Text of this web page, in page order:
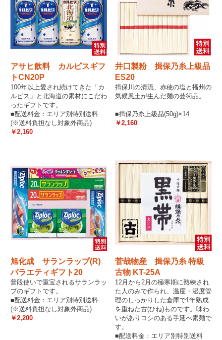
アサヒ飲料 カルピスギフ
トCN20P
100年以上愛され続けてきた「カ
ルピス」と北海道の素材にこだわ
ったギフトです。
■配送料金：エリア別特別送料
(※送料負担なし対象外商品)
￥2,160
井口製粉 揖保乃糸上級品
ES20
揖保川の清流、赤穂の塩と播州の
気候風土が生んだ麺の芸術品。
■揖保乃糸上級品(50g)×14
￥2,160
旭化成 サランラップ(R)
バラエティギフト20
普段使いで重宝されるサランラッ
プのギフトです。
■配送料金：エリア別特別送料
(※送料負担なし対象外商品)
￥2,200
菅哉物産 揖保乃糸 特級
古物 KT-25A
12月から2月の極寒期に熟練され
た人のみで作られ、温度・湿度管
理のしっかりした倉庫で1年熟成
を重ねた古(ひね)ものです。味わ
いがありコシのある手延べ素麺で
す。
■配送料金：エリア別特別送料